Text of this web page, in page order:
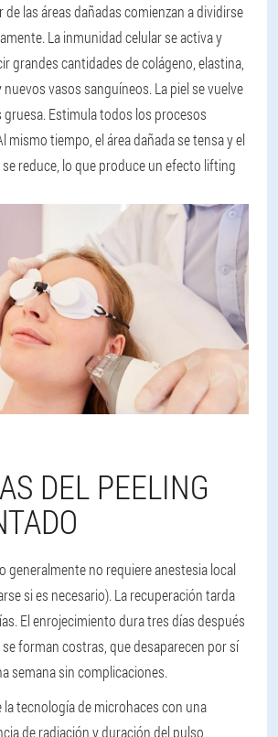
de las áreas dañadas comienzan a dividirse
La inmunidad celular se activa y
grandes cantidades de colágeno, elastina,
vasos sanguíneos. La piel se vuelve
Estimula todos los procesos
mismo tiempo, el área dañada se tensa y el
reduce, lo que produce un efecto lifting
DEL PEELING
generalmente no requiere anestesia local
si es necesario). La recuperación tarda
El enrojecimiento dura tres días después
forman costras, que desaparecen por sí
semana sin complicaciones.
la tecnología de microhaces con una
de radiación y duración del pulso